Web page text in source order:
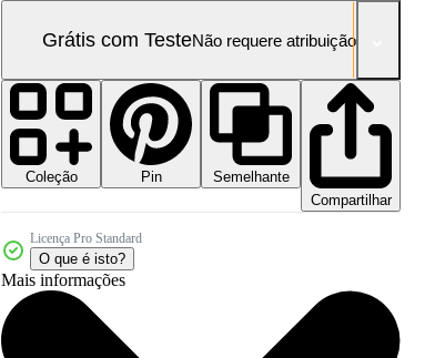
Grátis com TesteNão requere atribuição!
Coleção Pin
Semelhante
Compartilhar
Licença Pro Standard
O que é isto?
Mais informações